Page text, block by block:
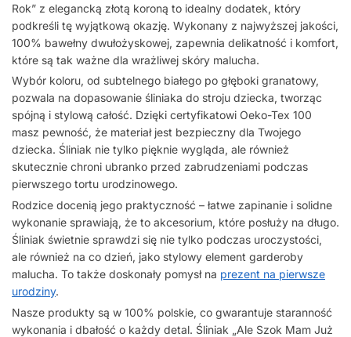
Rok” z elegancką złotą koroną to idealny dodatek, który
podkreśli tę wyjątkową okazję. Wykonany z najwyższej jakości,
100% bawełny dwułożyskowej, zapewnia delikatność i komfort,
które są tak ważne dla wrażliwej skóry malucha.
Wybór koloru, od subtelnego białego po głęboki granatowy,
pozwala na dopasowanie śliniaka do stroju dziecka, tworząc
spójną i stylową całość. Dzięki certyfikatowi Oeko-Tex 100
masz pewność, że materiał jest bezpieczny dla Twojego
dziecka. Śliniak nie tylko pięknie wygląda, ale również
skutecznie chroni ubranko przed zabrudzeniami podczas
pierwszego tortu urodzinowego.
Rodzice docenią jego praktyczność – łatwe zapinanie i solidne
wykonanie sprawiają, że to akcesorium, które posłuży na długo.
Śliniak świetnie sprawdzi się nie tylko podczas uroczystości,
ale również na co dzień, jako stylowy element garderoby
malucha. To także doskonały pomysł na prezent na pierwsze
urodziny.
Nasze produkty są w 100% polskie, co gwarantuje staranność
wykonania i dbałość o każdy detal. Śliniak „Ale Szok Mam Już